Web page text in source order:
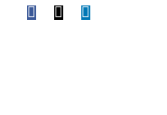
Facebook